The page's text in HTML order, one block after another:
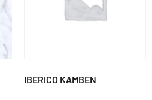
IBERICO KAMBEN